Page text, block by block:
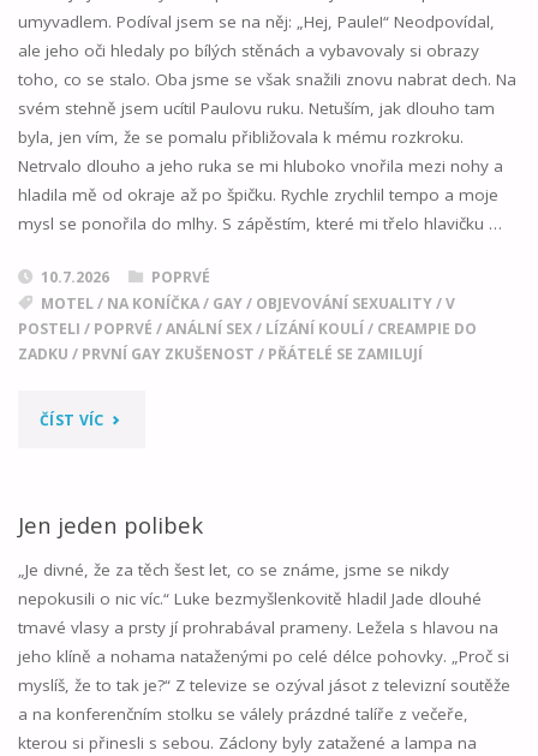
umyvadlem. Podíval jsem se na něj: „Hej, Paule!“ Neodpovídal,
ale jeho oči hledaly po bílých stěnách a vybavovaly si obrazy
toho, co se stalo. Oba jsme se však snažili znovu nabrat dech. Na
svém stehně jsem ucítil Paulovu ruku. Netuším, jak dlouho tam
byla, jen vím, že se pomalu přibližovala k mému rozkroku.
Netrvalo dlouho a jeho ruka se mi hluboko vnořila mezi nohy a
hladila mě od okraje až po špičku. Rychle zrychlil tempo a moje
mysl se ponořila do mlhy. S zápěstím, které mi třelo hlavičku …
10.7.2026
POPRVÉ
MOTEL/ NA KONÍČKA/ GAY/ OBJEVOVÁNÍ SEXUALITY/V
POSTELI / POPRVÉ /ANÁLNÍ SEX/ LÍZÁNÍ KOULÍ / CREAMPIE DO
ZADKU / PRVNÍ GAY ZKUŠENOST / PŘÁTELÉ SE ZAMILUJÍ
ČÍST VÍC"ROAD
Jen jeden polibek
„Je divné, že za těch šest let, co se známe, jsme se nikdy
nepokusili o nic víc.“ Luke bezmyšlenkovitě hladil Jade dlouhé
tmavé vlasy a prsty jí prohrabával prameny. Ležela s hlavou na
jeho klíně a nohama nataženými po celé délce pohovky. „Proč si
myslíš, že to tak je?“ Z televize se ozýval jásot z televizní soutěže
a na konferenčním stolku se válely prázdné talíře z večeře,
kterou si přinesli s sebou. Záclony byly zatažené a lampa na